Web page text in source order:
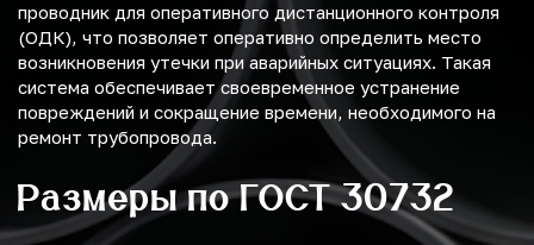
проводник для оперативного дистанционного контроля
(ОДК), что позволяет оперативно определить место
возникновения утечки при аварийных ситуациях. Такая
система обеспечивает своевременное устранение
повреждений и сокращение времени, необходимого на
ремонт трубопровода.
Размеры по ГОСТ 30732